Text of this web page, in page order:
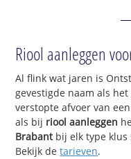
Riool aanleggen
Al flink wat jaren is
gevestigde naam als
verstopte afvoer van
als bij riool aanleggen
Brabantbij elk type klus
Bekijk detarieven.